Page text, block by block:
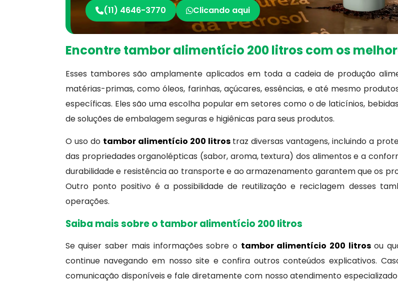
(11) 4646-3770 Clicando aqui
Encontre tambor alimentício 200 litros com os
Esses tambores são amplamente aplicados em toda a cadeia de produção
matérias-primas, como óleos, farinhas, açúcares, essências, e até mesmo
específicas. Eles são uma escolha popular em setores como o de laticínios,
de soluções de embalagem seguras e higiênicas para seus produtos.
O uso do tambor alimentício 200 litros traz diversas vantagens, incluindo a
das propriedades organolépticas (sabor, aroma, textura) dos alimentos e a
durabilidade e resistência ao transporte e ao armazenamento garantem que os
Outro ponto positivo é a possibilidade de reutilização e reciclagem desses
operações.
Saiba mais sobre o tambor alimentício 200 litros
Se quiser saber mais informações sobre o tambor alimentício 200 litrosou
continue navegando em nosso site e confira outros conteúdos explicativos.
comunicação disponíveis e fale diretamente com nosso atendimento